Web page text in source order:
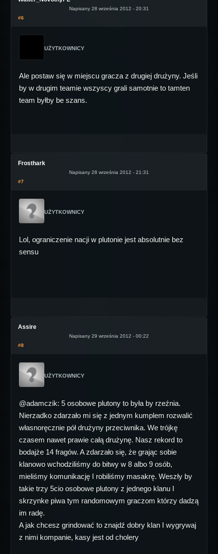
Napisany 28 września 2012 - 20:31
#6
UŻYTKOWNICY
Ale postaw się w miejscu gracza z drugiej drużyny. Jeśli
by w drugim teamie wszyscy grali samotnie to tamten
team byłby be szans.
Frosthark
Napisany 28 września 2012 - 21:31
#7
UŻYTKOWNICY
Lol, ograniczenie nacji w plutonie jest absolutnie bez
sensu
Assire
Napisany 29 września 2012 - 00:22
#8
UŻYTKOWNICY
@adamczik: 5 osobowe plutony to była by rzeźnia.
Nierzadko zdarzało mi się z jednym kumplem rozwalić
własnoręcznie pół drużyny przeciwnika. We trójkę
czasem nawet prawie całą drużynę. Nasz rekord to
bodajże 14 fragów. A zdarzało się, że grając sobie
klanowo wchodziliśmy do bitwy w 8 albo 9 osób,
mieliśmy komunikację I robiliśmy masakrę. Weszły by
takie trzy 5cio osobowe plutony z jednego klanu I
skrzynke piwa tym randomowym graczom którzy dadzą
im radę.
A jak chcesz grindować to znajdź dobry klan I wygrywaj
z nimi kompanie, kasy jest od cholery